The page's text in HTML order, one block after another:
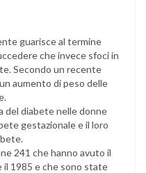
guarisce al termine
che invece sfoci in
Secondo un recente
aumento di peso delle
del diabete nelle donne
gestazionale e il loro
241 che hanno avuto il
il 1985 e che sono state